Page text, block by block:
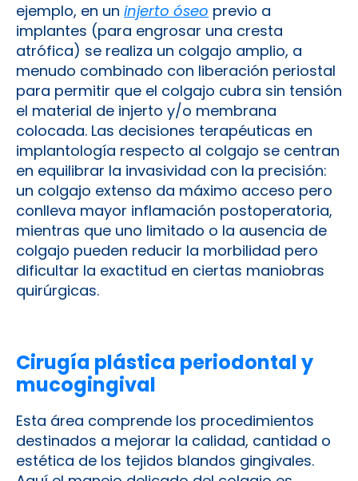
ejemplo, en un injerto óseo previo a
implantes (para engrosar una cresta
atrófica) se realiza un colgajo amplio, a
menudo combinado con liberación periostal
para permitir que el colgajo cubra sin tensión
el material de injerto y/o membrana
colocada. Las decisiones terapéuticas en
implantología respecto al colgajo se centran
en equilibrar la invasividad con la precisión:
un colgajo extenso da máximo acceso pero
conlleva mayor inflamación postoperatoria,
mientras que uno limitado o la ausencia de
colgajo pueden reducir la morbilidad pero
dificultar la exactitud en ciertas maniobras
quirúrgicas.
Cirugía plástica periodontal y
mucogingival
Esta área comprende los procedimientos
destinados a mejorar la calidad, cantidad o
estética de los tejidos blandos gingivales.